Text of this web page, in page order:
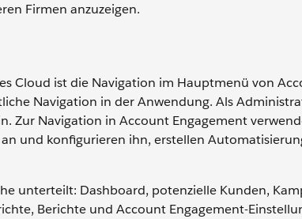
Firmen anzuzeigen.
Cloud ist die Navigation im Hauptmenü von
Navigation in der Anwendung. Als
Zur Navigation in Account Engagement
und konfigurieren ihn, erstellen
unterteilt: Dashboard, potenzielle Kunden,
Berichte und Account Engagement-